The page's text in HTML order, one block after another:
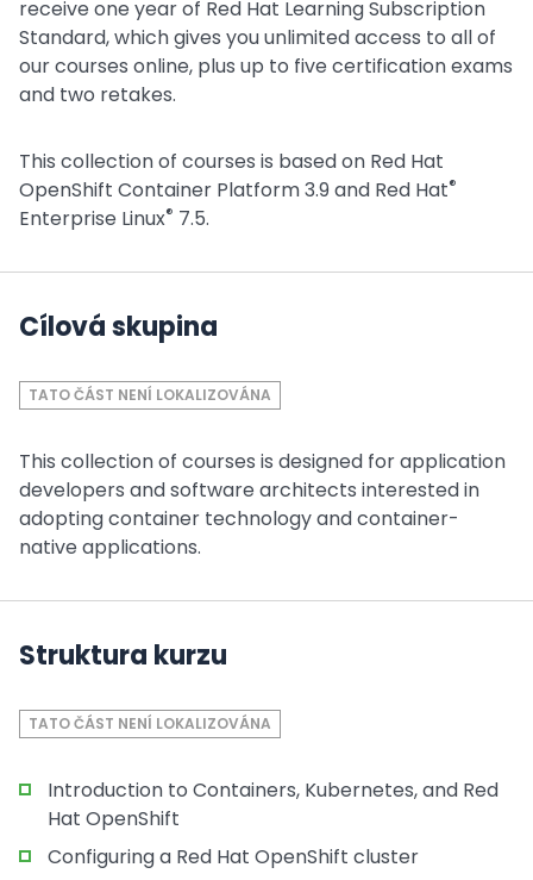
receive one year of Red Hat Learning Subscription
Standard, which gives you unlimited access to all of
our courses online, plus up to five certification exams
and two retakes.
This collection of courses is based on Red Hat
OpenShift Container Platform 3.9 and Red Hat®
Enterprise Linux® 7.5.
Cílová skupina
TATO ČÁST NENÍ LOKALIZOVÁNA
This collection of courses is designed for application
developers and software architects interested in
adopting container technology and container-
native applications.
Struktura kurzu
TATO ČÁST NENÍ LOKALIZOVÁNA
Introduction to Containers, Kubernetes, and Red
Hat OpenShift
Configuring a Red Hat OpenShift cluster